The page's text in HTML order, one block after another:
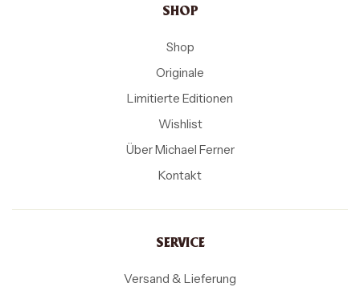
SHOP
Shop
Originale
Limitierte Editionen
Wishlist
Über Michael Ferner
Kontakt
SERVICE
Versand & Lieferung